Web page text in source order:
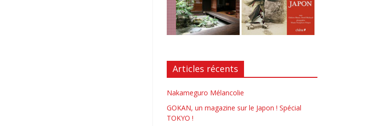
Articles récents
Nakameguro Mélancolie
GOKAN, un magazine sur le Japon ! Spécial
TOKYO !